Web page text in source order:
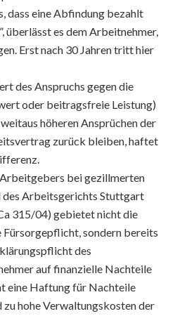
dass eine Abfindung bezahlt
überlässt es dem Arbeitnehmer,
Erst nach 30 Jahren tritt hier
des Anspruchs gegen die
oder beitragsfreie Leistung)
höheren Ansprüchen der
zurück bleiben, haftet
bei gezillmerten
des Arbeitsgerichts Stuttgart
315/04) gebietet nicht die
Fürsorgepflicht, sondern bereits
des
auf finanzielle Nachteile
eine Haftung für Nachteile
zu hohe Verwaltungskosten der